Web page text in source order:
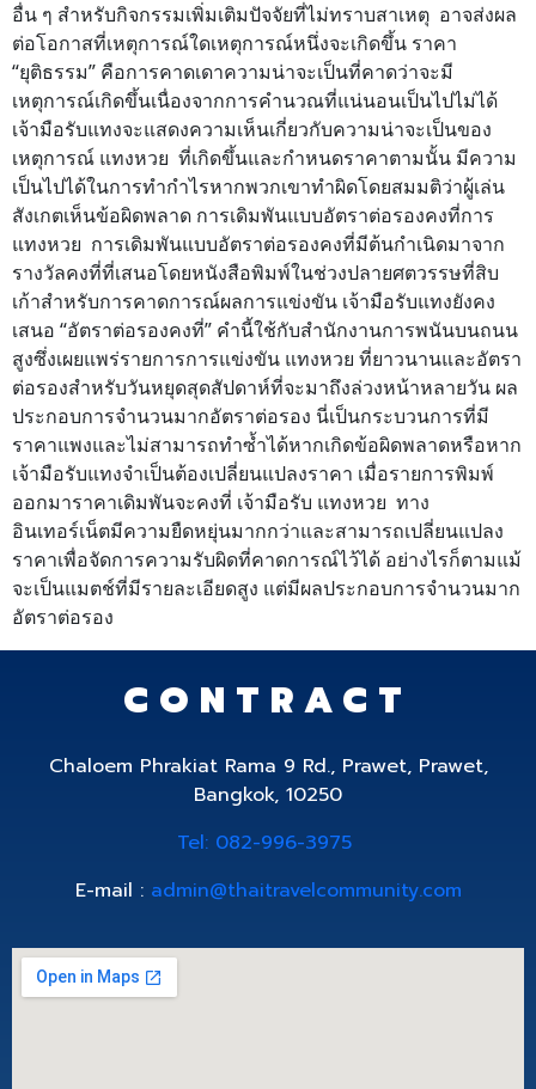
อื่น ๆ สำหรับกิจกรรมเพิ่มเติมปัจจัยที่ไม่ทราบสาเหตุ อาจส่งผล
ต่อโอกาสที่เหตุการณ์ใดเหตุการณ์หนึ่งจะเกิดขึ้น ราคา
“ยุติธรรม” คือการคาดเดาความน่าจะเป็นที่คาดว่าจะมี
เหตุการณ์เกิดขึ้นเนื่องจากการคำนวณที่แน่นอนเป็นไปไม่ได้
เจ้ามือรับแทงจะแสดงความเห็นเกี่ยวกับความน่าจะเป็นของ
เหตุการณ์ แทงหวย ที่เกิดขึ้นและกำหนดราคาตามนั้น มีความ
เป็นไปได้ในการทำกำไรหากพวกเขาทำผิดโดยสมมติว่าผู้เล่น
สังเกตเห็นข้อผิดพลาด การเดิมพันแบบอัตราต่อรองคงที่การ
แทงหวย การเดิมพันแบบอัตราต่อรองคงที่มีต้นกำเนิดมาจาก
รางวัลคงที่ที่เสนอโดยหนังสือพิมพ์ในช่วงปลายศตวรรษที่สิบ
เก้าสำหรับการคาดการณ์ผลการแข่งขัน เจ้ามือรับแทงยังคง
เสนอ “อัตราต่อรองคงที่” คำนี้ใช้กับสำนักงานการพนันบนถนน
สูงซึ่งเผยแพร่รายการการแข่งขัน แทงหวย ที่ยาวนานและอัตรา
ต่อรองสำหรับวันหยุดสุดสัปดาห์ที่จะมาถึงล่วงหน้าหลายวัน ผล
ประกอบการจำนวนมากอัตราต่อรอง นี่เป็นกระบวนการที่มี
ราคาแพงและไม่สามารถทำซ้ำได้หากเกิดข้อผิดพลาดหรือหาก
เจ้ามือรับแทงจำเป็นต้องเปลี่ยนแปลงราคา เมื่อรายการพิมพ์
ออกมาราคาเดิมพันจะคงที่ เจ้ามือรับ แทงหวย ทาง
อินเทอร์เน็ตมีความยืดหยุ่นมากกว่าและสามารถเปลี่ยนแปลง
ราคาเพื่อจัดการความรับผิดที่คาดการณ์ไว้ได้ อย่างไรก็ตามแม้
จะเป็นแมตช์ที่มีรายละเอียดสูง แต่มีผลประกอบการจำนวนมาก
อัตราต่อรอง
CONTRACT
Chaloem Phrakiat Rama 9 Rd., Prawet, Prawet,
Bangkok, 10250
Tel: 082-996-3975
E-mail : admin@thaitravelcommunity.com